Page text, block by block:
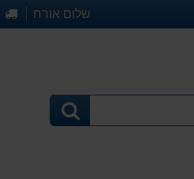
שלום אורח